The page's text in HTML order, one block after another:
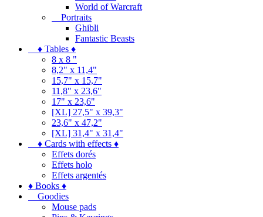
World of Warcraft
Portraits
Ghibli
Fantastic Beasts
♦ Tables ♦
8 x 8 "
8,2" x 11,4"
15,7" x 15,7"
11,8" x 23,6"
17" x 23,6"
[XL] 27,5" x 39,3"
23,6" x 47,2"
[XL] 31,4" x 31,4"
♦ Cards with effects ♦
Effets dorés
Effets holo
Effets argentés
♦ Books ♦
Goodies
Mouse pads